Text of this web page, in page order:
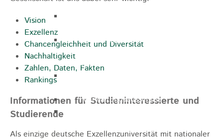
Rosenstein
Verbandsversammlung des
Zweckverbands
Landeswasserversorgung
Verwaltungsausschuss
Vision
Exzellenz
Chancengleichheit und Diversität
Nachhaltigkeit
Zahlen, Daten, Fakten
Rankings
Informationen für Studieninteressierte und
Studierende
Als einzige deutsche Exzellenzuniversität mit nationaler